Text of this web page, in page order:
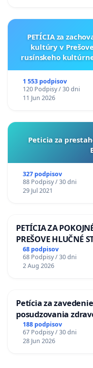
PETÍCIA za
kultúry v
rusínskeho
1 553 podpisov
120 Podpisy / 30 dni
11 Jun 2026
Peticia za
327 podpisov
88 Podpisy / 30 dni
29 Jul 2021
PETÍCIA ZA
PREŠOVE HLUČNÉ
LEN OD 9.00 DO
TÝŽDEŇ CIEĽ 8.00 –
KONTROLA STAVBY
68 podpisov
68 Podpisy / 30 dni
2 Aug 2026
Petícia za
posudzovania
diabetom 1. a 2.
Policajného zboru SR
188 podpisov
67 Podpisy / 30 dni
28 Jun 2026